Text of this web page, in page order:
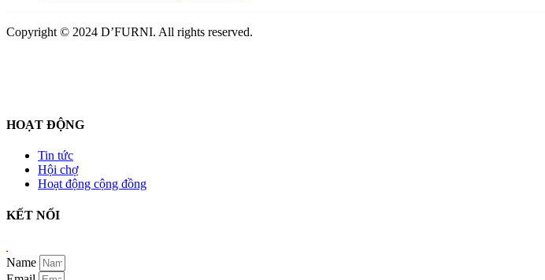
Copyright © 2024 D’FURNI. All rights reserved.
HOẠT ĐỘNG
Tin tức
Hội chợ
Hoạt động cộng đồng
KẾT NỐI
Thẩm Mỹ Sen
Trị mụn
Name